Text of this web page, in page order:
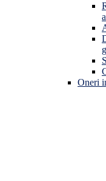
Oneri